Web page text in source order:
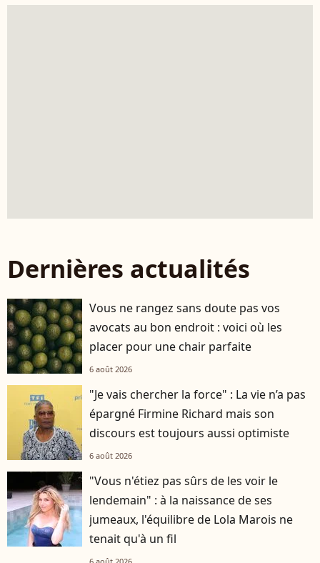
Dernières actualités
Vous ne rangez sans doute pas vos
avocats au bon endroit : voici où les
placer pour une chair parfaite
6 août 2026
"Je vais chercher la force" : La vie n’a pas
épargné Firmine Richard mais son
discours est toujours aussi optimiste
6 août 2026
"Vous n'étiez pas sûrs de les voir le
lendemain" : à la naissance de ses
jumeaux, l'équilibre de Lola Marois ne
tenait qu'à un fil